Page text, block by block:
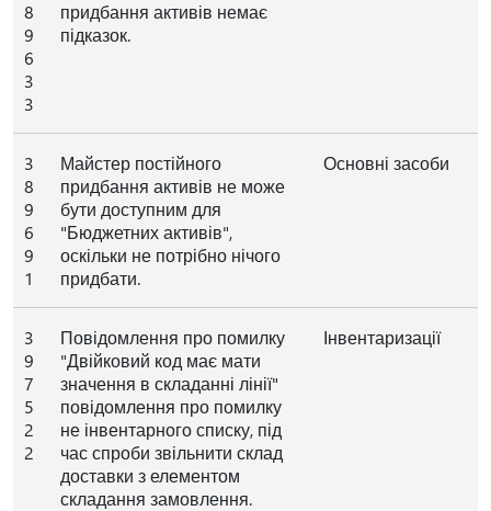
8
9
6
3
3
придбання активів немає
підказок.
3
8
9
6
9
1
Майстер постійного
придбання активів не може
бути доступним для
"Бюджетних активів",
оскільки не потрібно нічого
придбати.
Основні засоби
3
9
7
5
2
2
Повідомлення про помилку
"Двійковий код має мати
значення в складанні лінії"
повідомлення про помилку
не інвентарного списку, під
час спроби звільнити склад
доставки з елементом
складання замовлення.
Інвентаризації